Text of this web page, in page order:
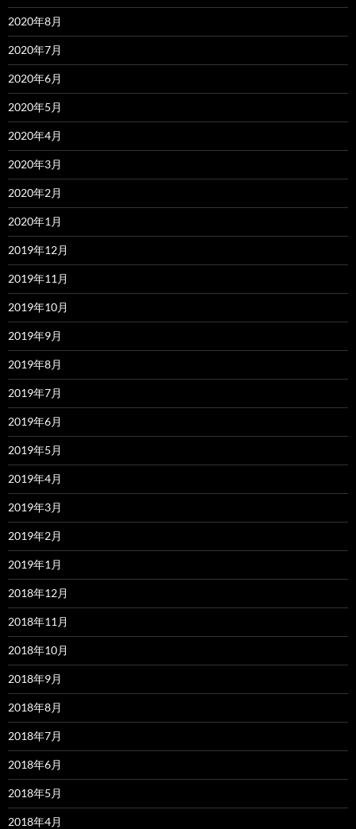
2020年8月
2020年7月
2020年6月
2020年5月
2020年4月
2020年3月
2020年2月
2020年1月
2019年12月
2019年11月
2019年10月
2019年9月
2019年8月
2019年7月
2019年6月
2019年5月
2019年4月
2019年3月
2019年2月
2019年1月
2018年12月
2018年11月
2018年10月
2018年9月
2018年8月
2018年7月
2018年6月
2018年5月
2018年4月